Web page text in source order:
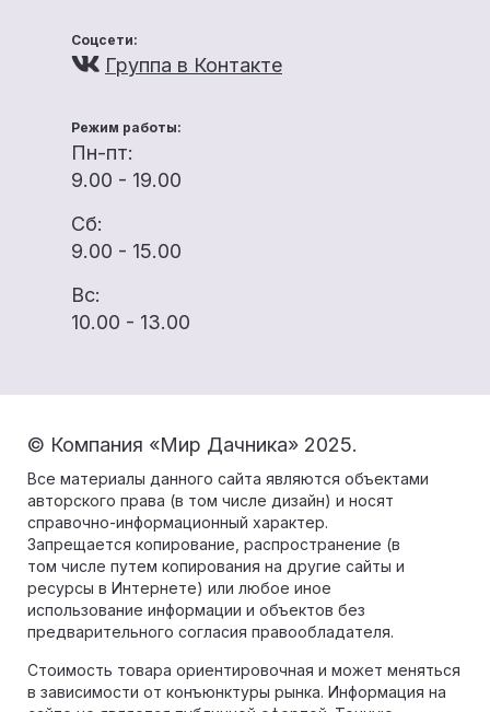
Соцсети:
Группа в Контакте
Режим работы:
Пн-пт:
9.00 - 19.00
Сб:
9.00 - 15.00
Вс:
10.00 - 13.00
© Компания «Мир Дачника» 2025.
Все материалы данного сайта являются объектами
авторского права (в том числе дизайн) и носят
справочно-информационный характер.
Запрещается копирование, распространение (в
том числе путем копирования на другие сайты и
ресурсы в Интернете) или любое иное
использование информации и объектов без
предварительного согласия правообладателя.
Стоимость товара ориентировочная и может меняться
в зависимости от конъюнктуры рынка. Информация на